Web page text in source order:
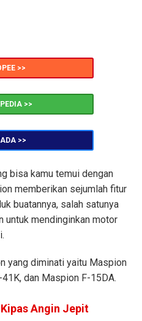
>>
>>
>>
bisa kamu temui dengan
memberikan sejumlah fitur
buatannya, salah satunya
untuk mendinginkan motor
yang diminati yaitu Maspion
dan Maspion F-15DA.
Angin Jepit